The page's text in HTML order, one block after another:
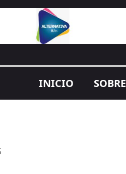
INICIO SOBRE